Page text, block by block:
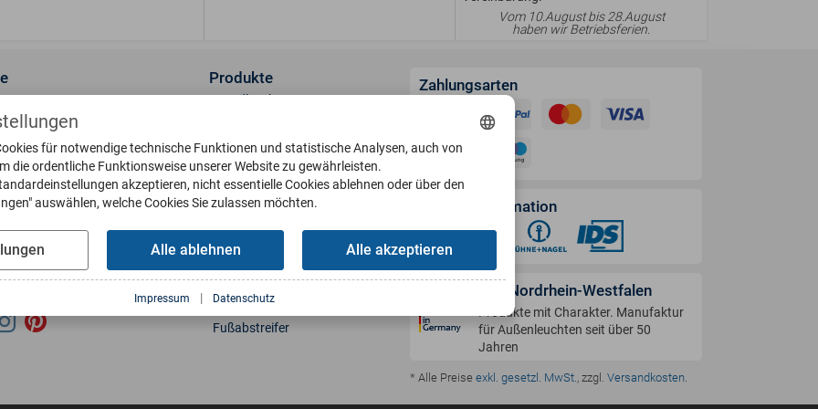
Vom 10.August bis 28.August
haben wir Betriebsferien.
& Oberflächen
bestellen
Produkte
Wandleuchten
Standleuchten
Deckenleuchten
Briefkästen
Wetterfahnen
Sonnenuhren
Wasserbecken
Fußabstreifer
Zahlungsarten
Versandinformation
Handwerk in Nordrhein-Westfalen
Produkte mit Charakter. Manufaktur
für Außenleuchten seit über 50
Jahren
* Alle Preise exkl. gesetzl. MwSt. , zzgl. Versandkosten
für notwendige technische Funktionen und statistische Analysen, auch von
die ordentliche Funktionsweise unserer Website zu gewährleisten.
akzeptieren, nicht essentielle Cookies ablehnen oder über den
auswählen, welche Cookies Sie zulassen möchten.
Alle ablehnen Alle akzeptieren
Impressum | Datenschutz